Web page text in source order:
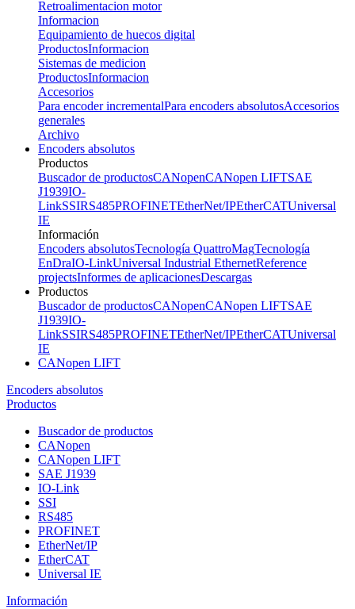
Retroalimentacion motor
Informacion
Equipamiento de huecos digital
ProductosInformacion
Sistemas de medicion
ProductosInformacion
Accesorios
Para encoder incrementalPara encoders absolutosAccesorios
generales
Archivo
Encoders absolutos
Productos
Buscador de productosCANopenCANopen LIFTSAE
J1939IO-
LinkSSIRS485PROFINETEtherNet/IPEtherCATUniversal
IE
Información
Encoders absolutosTecnología QuattroMagTecnología
EnDraIO-LinkUniversal Industrial EthernetReference
projectsInformes de aplicacionesDescargas
Productos
Buscador de productosCANopenCANopen LIFTSAE
J1939IO-
LinkSSIRS485PROFINETEtherNet/IPEtherCATUniversal
IE
CANopen LIFT
Encoders absolutos
Productos
Buscador de productos
CANopen
CANopen LIFT
SAE J1939
IO-Link
SSI
RS485
PROFINET
EtherNet/IP
EtherCAT
Universal IE
Información